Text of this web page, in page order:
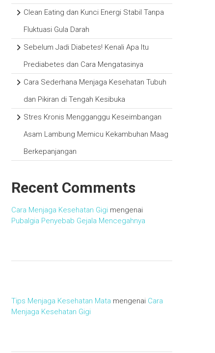
Clean Eating dan Kunci Energi Stabil Tanpa
Fluktuasi Gula Darah
Sebelum Jadi Diabetes! Kenali Apa Itu
Prediabetes dan Cara Mengatasinya
Cara Sederhana Menjaga Kesehatan Tubuh
dan Pikiran di Tengah Kesibuka
Stres Kronis Mengganggu Keseimbangan
Asam Lambung Memicu Kekambuhan Maag
Berkepanjangan
Recent Comments
Cara Menjaga Kesehatan Gigi mengenai
Pubalgia Penyebab Gejala Mencegahnya
Tips Menjaga Kesehatan Mata mengenai Cara
Menjaga Kesehatan Gigi